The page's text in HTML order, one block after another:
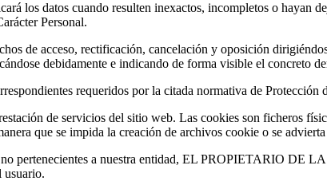
los datos cuando resulten inexactos, incompletos o hayan
Personal.
de acceso, rectificación, cancelación y oposición
debidamente e indicando de forma visible el concreto
requeridos por la citada normativa de Protección
de servicios del sitio web. Las cookies son ficheros
que se impida la creación de archivos cookie o se
pertenecientes a nuestra entidad, EL PROPIETARIO DE
usuario.